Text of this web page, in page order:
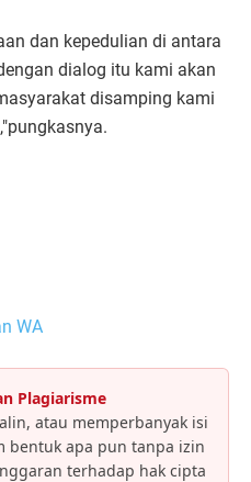
dan kepedulian di antara
dialog itu kami akan
disamping kami
WA
Plagiarisme
atau memperbanyak isi
bentuk apa pun tanpa izin
terhadap hak cipta